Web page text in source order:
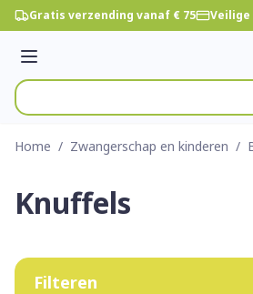
Ga naar de inhoud
Gratis verzending vanaf € 75
Menu
Product, merk, categorie...
Home / Zwangerschap en kinderen /
Knuffels
Filteren